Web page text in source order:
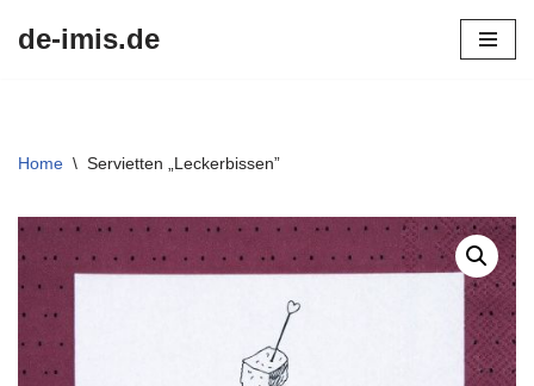
de-imis.de
Home \ Servietten „Leckerbissen”